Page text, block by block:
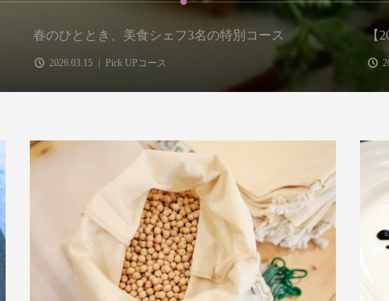
春のひととき、美食シェフ3名の特別コース
2026.03.15 Pick UPコース
【